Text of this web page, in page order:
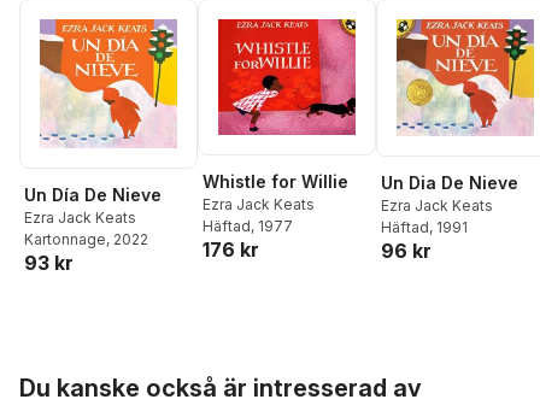
Un Día De Nieve
Ezra Jack Keats
Kartonnage, 2022
93 kr
Whistle for Willie
Ezra Jack Keats
Häftad, 1977
176 kr
Un Dia De Nieve
Ezra Jack Keats
Häftad, 1991
96 kr
Du kanske också är intresserad av